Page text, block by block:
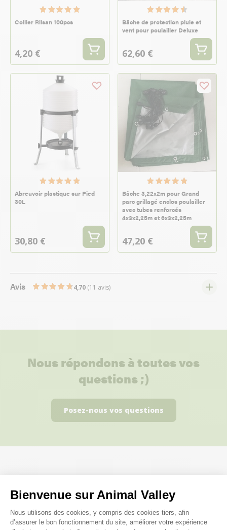
Bienvenue sur Animal Valley
Plateforme de Gestion du
Nous utilisons des cookies, y compris des cookies tiers, afin
d’assurer le bon fonctionnement du site, améliorer votre expérience
Collier Rilsan 100pcs
4,20 €
Bâche de protection pluie et
vent pour poulailler Deluxe
62,60 €
Abreuvoir plastique sur Pied
30L
30,80 €
Bâche 3,22x2m pour Grand
parc grillagé enclos poulailler
avec tubes renforcés
4x3x2,25m et 6x3x2,25m
47,20 €
Avis 4,70 (11 avis)
Nous répondons à toutes vos
questions ;)
Posez-nous vos questions
intéresser